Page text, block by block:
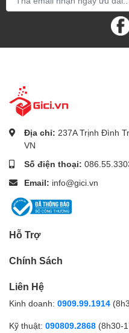
Địa chỉ: 237A Trịnh Đình
VN
Số điện thoại:
Email: info@gici.vn
Hỗ Trợ
Chính Sách
Liên Hệ
Kinh doanh: 0909.99.1914
Kỹ thuật: 090809.2868 (8h30-